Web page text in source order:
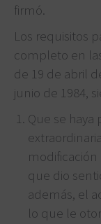
firmó.
Los requisitos
completo en
de 19 de abril
junio de 1984,
Que se
que dio
además, el
lo que le